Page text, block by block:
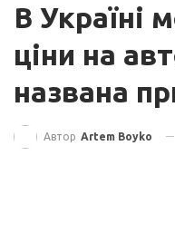
В Україні
ціни на
названа
Автор Artem Boyko